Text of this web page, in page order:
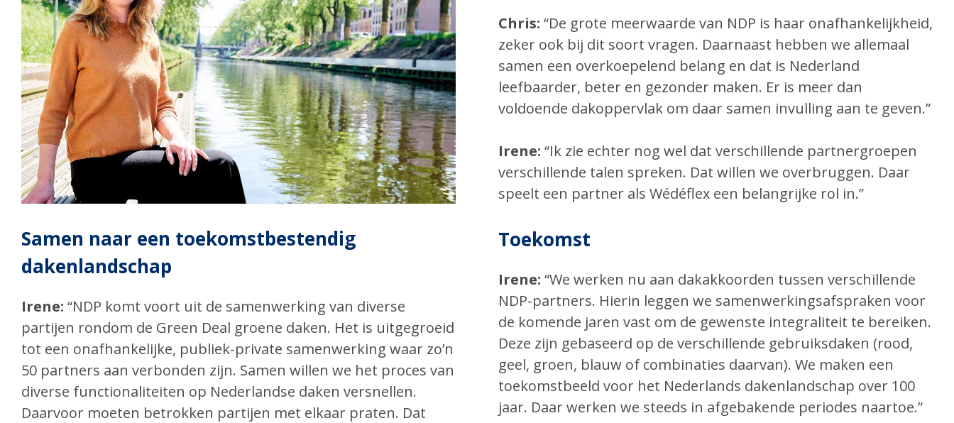
Samen naar een toekomstbestendig
dakenlandschap
Irene: “NDP komt voort uit de samenwerking van diverse
partijen rondom de Green Deal groene daken. Het is uitgegroeid
tot een onafhankelijke, publiek-private samenwerking waar zo’n
50 partners aan verbonden zijn. Samen willen we het proces van
diverse functionaliteiten op Nederlandse daken versnellen.
Daarvoor moeten betrokken partijen met elkaar praten. Dat
Chris: “De grote meerwaarde van NDP is haar onafhankelijkheid,
zeker ook bij dit soort vragen. Daarnaast hebben we allemaal
samen een overkoepelend belang en dat is Nederland
leefbaarder, beter en gezonder maken. Er is meer dan
voldoende dakoppervlak om daar samen invulling aan te geven.”
Irene: “Ik zie echter nog wel dat verschillende partnergroepen
verschillende talen spreken. Dat willen we overbruggen. Daar
speelt een partner als Wédéflex een belangrijke rol in.”
Toekomst
Irene: “We werken nu aan dakakkoorden tussen verschillende
NDP-partners. Hierin leggen we samenwerkingsafspraken voor
de komende jaren vast om de gewenste integraliteit te bereiken.
Deze zijn gebaseerd op de verschillende gebruiksdaken (rood,
geel, groen, blauw of combinaties daarvan). We maken een
toekomstbeeld voor het Nederlands dakenlandschap over 100
jaar. Daar werken we steeds in afgebakende periodes naartoe.”